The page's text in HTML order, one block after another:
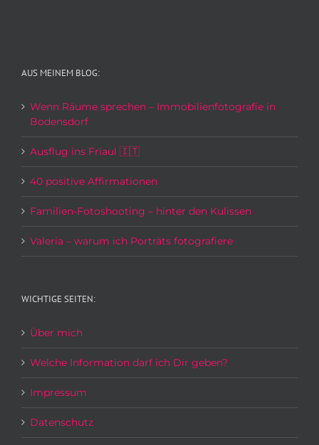
AUS MEINEM BLOG:
Wenn Räume sprechen – Immobilienfotografie in
Bodensdorf
Ausflug ins Friaul 🇮🇹
40 positive Affirmationen
Familien-Fotoshooting – hinter den Kulissen
Valeria – warum ich Porträts fotografiere
WICHTIGE SEITEN:
Über mich
Welche Information darf ich Dir geben?
Impressum
Datenschutz